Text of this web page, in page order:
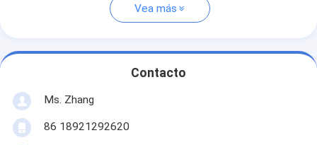
Vea más
Contacto
Ms. Zhang
86 18921292620